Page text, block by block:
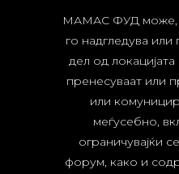
МАМАС ФУД може,
го надгледува или
дел од
пренесуваат или
или
меѓусебно,
ограничувајќи
форум, како и